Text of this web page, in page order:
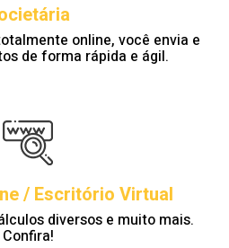
online, você envia e
de forma rápida e ágil.
/ Escritório Virtual
diversos e muito mais.
Confira!